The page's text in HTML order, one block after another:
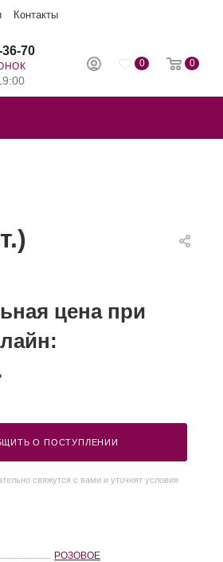
Контакты
0 0
36-70
цена при
О ПОСТУПЛЕНИИ
свяжутся с вами и уточнят условия
РОЗОВОЕ